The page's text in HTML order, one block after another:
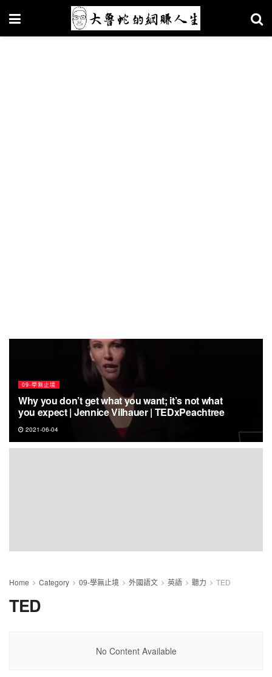
09-學無止境
Why you don’t get what you want; it’s not what
you expect | Jennice Vilhauer | TEDxPeachtree
2021-06-04
Home Category 09-學無止境 外國語文 英語 聽力 TED
TED
No Content Available